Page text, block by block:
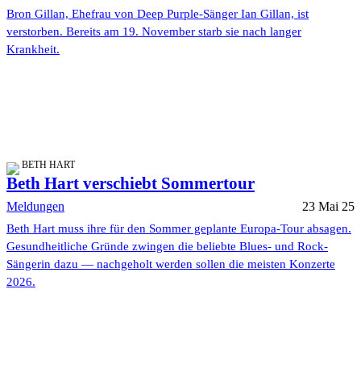
Bron Gillan, Ehefrau von Deep Purple-Sänger Ian Gillan, ist
verstorben. Bereits am 19. November starb sie nach langer
Krankheit.
BETH HART
Beth Hart verschiebt Sommertour
Meldungen 23 Mai 25
Beth Hart muss ihre für den Sommer geplante Europa-Tour absagen.
Gesundheitliche Gründe zwingen die beliebte Blues- und Rock-
Sängerin dazu — nachgeholt werden sollen die meisten Konzerte
2026.